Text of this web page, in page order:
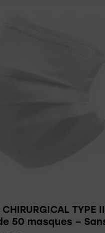
CHIRURGICAL TYPE
50 masques –